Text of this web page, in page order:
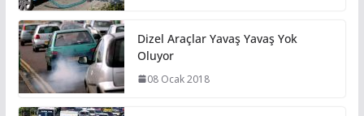
Dizel Araçlar Yavaş Yavaş Yok
Oluyor
08 Ocak 2018